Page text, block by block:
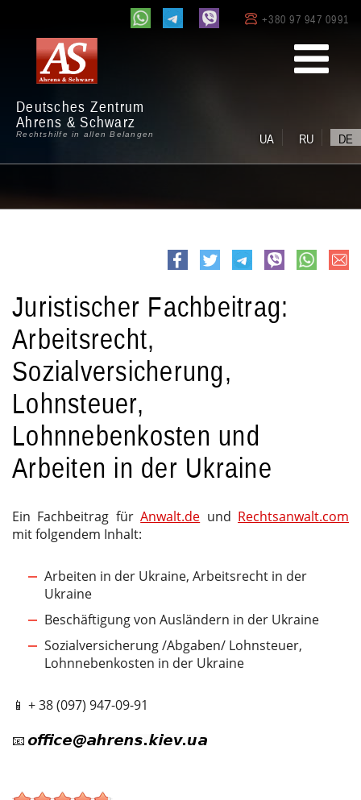
Deutsches Zentrum
Ahrens & Schwarz
Rechtshilfe in allen Belangen
+380 97 947 0991
UA RU DE
Juristischer Fachbeitrag:
Arbeitsrecht,
Sozialversicherung,
Lohnsteuer,
Lohnnebenkosten und
Arbeiten in der Ukraine
Ein Fachbeitrag fürAnwalt.de und Rechtsanwalt.com
mit folgendem Inhalt:
Arbeiten in der Ukraine, Arbeitsrecht in der
Ukraine
Beschäftigung von Ausländern in der Ukraine
Sozialversicherung /Abgaben/ Lohnsteuer,
Lohnnebenkosten in der Ukraine
📱 + 38 (097) 947-09-91
📧